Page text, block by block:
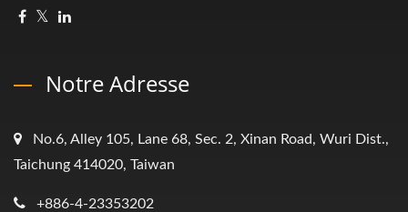
Notre Adresse
No.6, Alley 105, Lane 68, Sec. 2, Xinan Road, Wuri Dist.,
Taichung 414020, Taiwan
+886-4-23353202